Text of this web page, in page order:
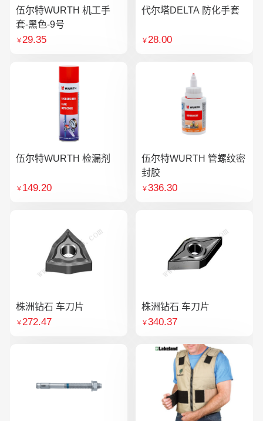
伍尔特WURTH 机工手
套-黑色-9号
￥29.35
代尔塔DELTA 防化手套
￥28.00
伍尔特WURTH 检漏剂
￥ 149.20
伍尔特WURTH 管螺纹密
封胶
￥336.30
株洲钻石 车刀片
￥272.47
株洲钻石 车刀片
￥340.37